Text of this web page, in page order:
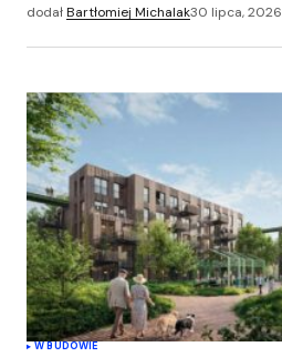
dodałBartłomiej Michalak30 lipca, 2026
W BUDOWIE